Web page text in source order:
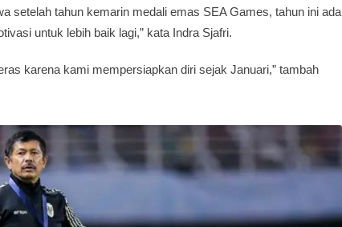
setelah tahun kemarin medali emas SEA Games, tahun ini ada
untuk lebih baik lagi,” kata Indra Sjafri.
karena kami mempersiapkan diri sejak Januari,” tambah